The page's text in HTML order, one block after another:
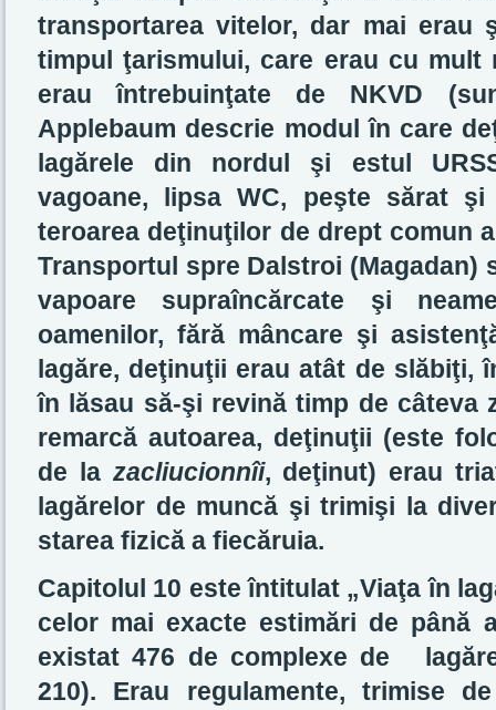
transportarea vitelor, dar mai erau
timpul ţarismului, care erau cu
erau întrebuinţate de NKVD
Applebaum descrie modul în care
lagărele din nordul şi estul
vagoane, lipsa WC, peşte sărat
teroarea deţinuţilor de drept comun
Transportul spre Dalstroi (Magadan)
vapoare supraîncărcate şi
oamenilor, fără mâncare şi
lagăre, deţinuţii erau atât de slăbiţi,
în lăsau să-şi revină timp de câteva
remarcă autoarea, deţinuţii (este
de la zacliucionnîi, deţinut) erau
lagărelor de muncă şi trimişi la
starea fizică a fiecăruia.
Capitolul 10 este întitulat „Viaţa în
celor mai exacte estimări de până
existat 476 de complexe de
210). Erau regulamente, trimise